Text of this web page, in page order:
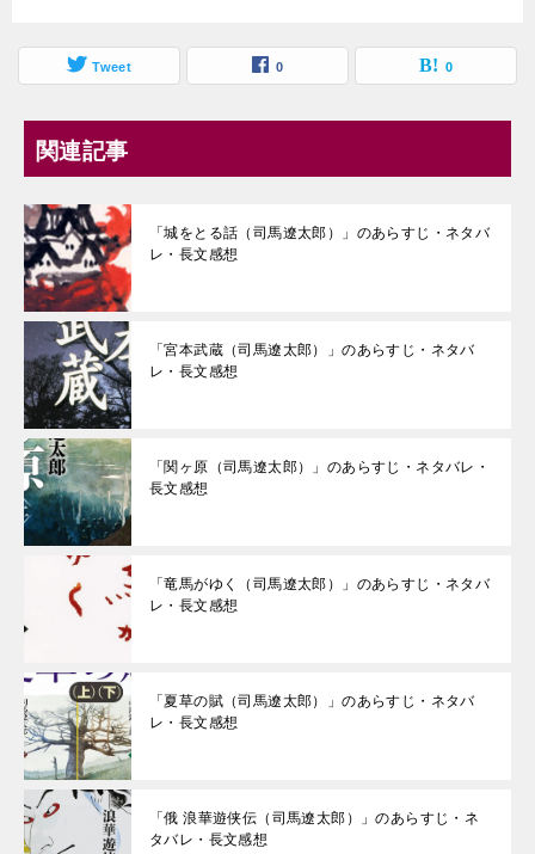
Tweet 0 0
関連記事
「城をとる話（司馬遼太郎）」のあらすじ・ネタバ
レ・長文感想
「宮本武蔵（司馬遼太郎）」のあらすじ・ネタバ
レ・長文感想
「関ヶ原（司馬遼太郎）」のあらすじ・ネタバレ・
長文感想
「竜馬がゆく（司馬遼太郎）」のあらすじ・ネタバ
レ・長文感想
「夏草の賦（司馬遼太郎）」のあらすじ・ネタバ
レ・長文感想
「俄 浪華遊侠伝（司馬遼太郎）」のあらすじ・ネ
タバレ・長文感想